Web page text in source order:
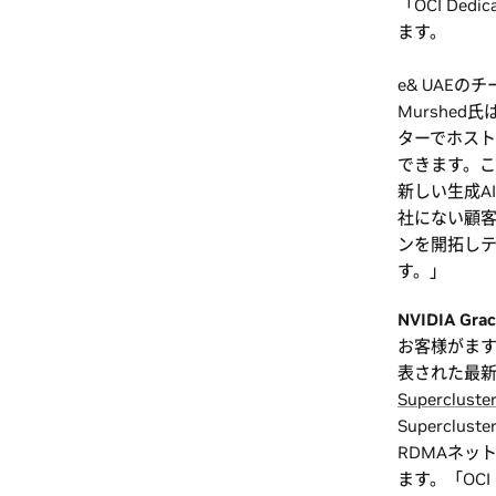
「OCI
ます。
e& UAEのチ
Murshed氏
ターでホス
できます。
新しい生成
社にない顧
ンを開拓し
す。」
NVIDIA
お客様がま
表された最
Supercluster
RDMAネッ
ます。「